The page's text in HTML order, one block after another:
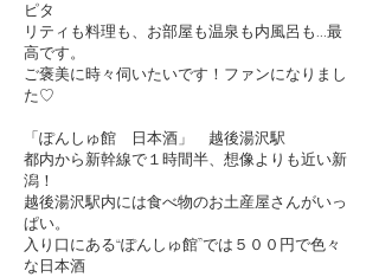
ピタ
リティも料理も、お部屋も温泉も内風呂も…最
高です。
ご褒美に時々伺いたいです！ファンになりまし
た♡
「ぽんしゅ館 日本酒」 越後湯沢駅
都内から新幹線で１時間半、想像よりも近い新
潟！
越後湯沢駅内には食べ物のお土産屋さんがいっ
ぱい。
入り口にある“ぽんしゅ館”では５００円で色々
な日本酒